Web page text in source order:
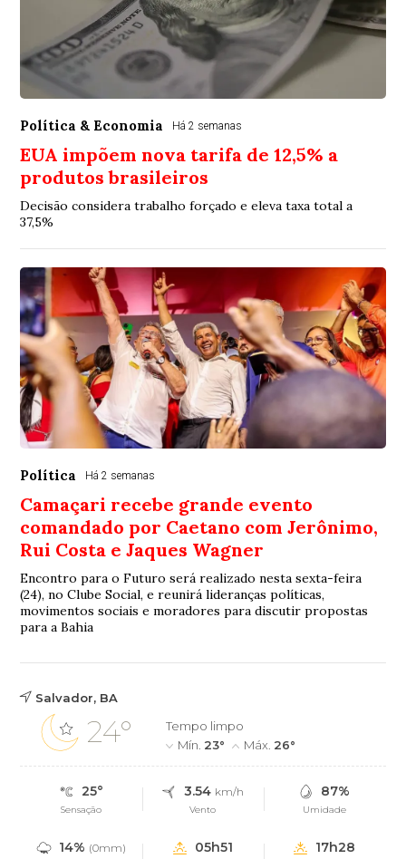
Política & Economia Há 2 semanas
EUA impõem nova tarifa de 12,5% a
produtos brasileiros
Decisão considera trabalho forçado e eleva taxa total a
37,5%
Política Há 2 semanas
Camaçari recebe grande evento
comandado por Caetano com Jerônimo,
Rui Costa e Jaques Wagner
Encontro para o Futuro será realizado nesta sexta-feira
(24), no Clube Social, e reunirá lideranças políticas,
movimentos sociais e moradores para discutir propostas
para a Bahia
Salvador, BA
24°
Tempo limpo
Mín. 23° Máx. 26°
25°
Sensação
3.54 km/h
Vento
87%
Umidade
14% (0mm) 05h51 17h28